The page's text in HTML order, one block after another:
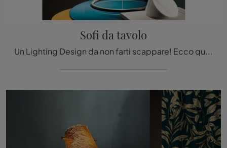
Sofi da tavolo
Un Lighting Design da non farti scappare! Ecco qui la lampada da tavolo Sofi da tavolo di Bonaldo.